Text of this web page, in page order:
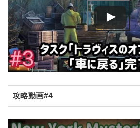
攻略動画#4